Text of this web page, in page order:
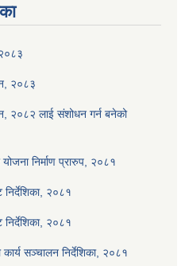
२०८३
२०८२ लाई संशोधन गर्न बनेको
निर्माण प्रारुप, २०८१
निर्देशिका, २०८१
निर्देशिका, २०८१
सञ्चालन निर्देशिका, २०८१